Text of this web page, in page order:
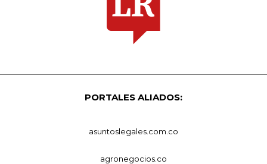
PORTALES ALIADOS:
asuntoslegales.com.co
agronegocios.co